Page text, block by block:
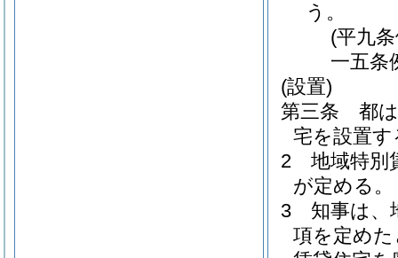
う。
(平九
一五条
(設置)
第三条
都
宅を設置す
2
地域特別
が定める。
3
知事は、
項を定め